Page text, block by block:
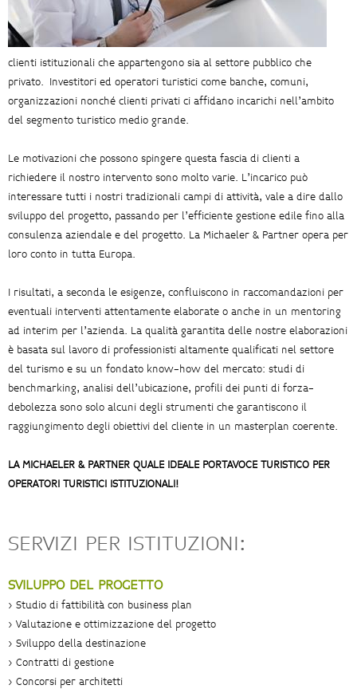
clienti istituzionali che appartengono sia al settore pubblico che
privato. Investitori ed operatori turistici come banche, comuni,
organizzazioni nonché clienti privati ci affidano incarichi nell’ambito
del segmento turistico medio grande.
Le motivazioni che possono spingere questa fascia di clienti a
richiedere il nostro intervento sono molto varie. L’incarico può
interessare tutti i nostri tradizionali campi di attività, vale a dire dallo
sviluppo del progetto, passando per l’efficiente gestione edile fino alla
consulenza aziendale e del progetto. La Michaeler & Partner opera per
loro conto in tutta Europa.
I risultati, a seconda le esigenze, confluiscono in raccomandazioni per
eventuali interventi attentamente elaborate o anche in un mentoring
ad interim per l’azienda. La qualità garantita delle nostre elaborazioni
è basata sul lavoro di professionisti altamente qualificati nel settore
del turismo e su un fondato know-how del mercato: studi di
benchmarking, analisi dell’ubicazione, profili dei punti di forza-
debolezza sono solo alcuni degli strumenti che garantiscono il
raggiungimento degli obiettivi del cliente in un masterplan coerente.
LA MICHAELER & PARTNER QUALE IDEALE PORTAVOCE TURISTICO PER
OPERATORI TURISTICI ISTITUZIONALI!
SERVIZI PER ISTITUZIONI:
SVILUPPO DEL PROGETTO
> Studio di fattibilità con business plan
> Valutazione e ottimizzazione del progetto
> Sviluppo della destinazione
> Contratti di gestione
> Concorsi per architetti